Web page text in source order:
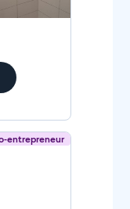
entrepreneur